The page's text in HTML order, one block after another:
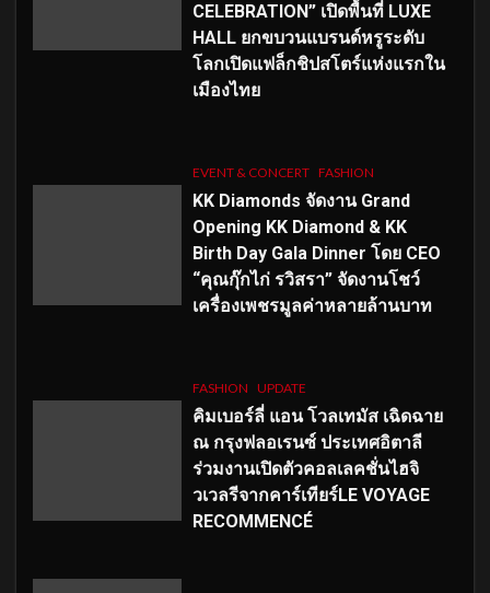
CELEBRATION” เปิดพื้นที่ LUXE
HALL ยกขบวนแบรนด์หรูระดับ
โลกเปิดแฟล็กชิปสโตร์แห่งแรกใน
เมืองไทย
EVENT & CONCERT FASHION
KK Diamonds จัดงาน Grand
Opening KK Diamond & KK
Birth Day Gala Dinner โดย CEO
“คุณกุ๊กไก่ รวิสรา” จัดงานโชว์
เครื่องเพชรมูลค่าหลายล้านบาท
FASHION UPDATE
คิมเบอร์ลี่ แอน โวลเทมัส เฉิดฉาย
ณ กรุงฟลอเรนซ์ ประเทศอิตาลี
ร่วมงานเปิดตัวคอลเลคชั่นไฮจิ
วเวลรีจากคาร์เทียร์LE VOYAGE
RECOMMENCÉ